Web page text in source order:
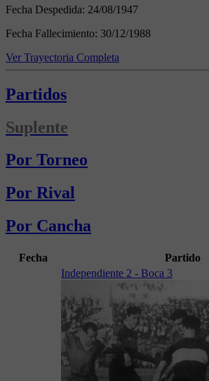
Fecha Despedida: 24/08/1947
Fecha Fallecimiento: 30/12/1988
Ver Trayectoria Completa
Partidos
Suplente
Por Torneo
Por Rival
Por Cancha
Fecha Partido
Independiente 2 - Boca 3